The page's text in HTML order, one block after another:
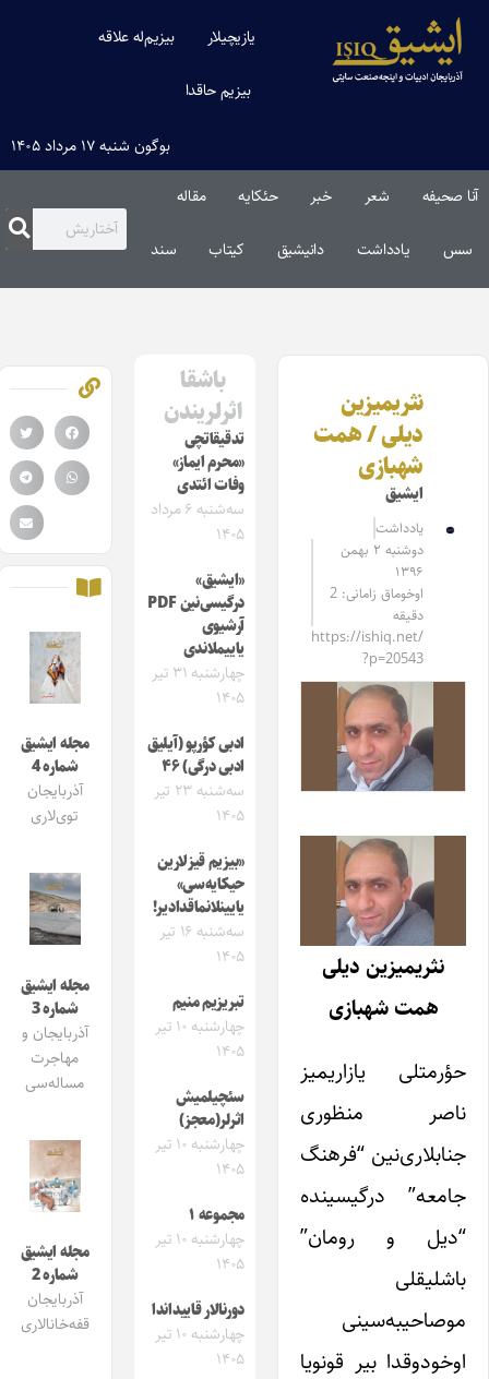
یازیچیلار بیزیم‌له علاقه
بیزیم حاقدا
بوگون شنبه ۱۷ مرداد ۱۴۰۵
آنا صحیفه شعر خبر حئکایه مقاله‌
سس یادداشت دانیشیق کیتاب سند
نثریمیزین
دیلی / همت
شهبازی
ایشیق
یادداشت
دوشنبه ۲ بهمن
۱۳۹۶
اوخوماق زامانی: 2
دقیقه
https://ishiq.net/
?p=20543
نثریمیزین دیلی
همت شهبازی
حؤرمتلی یازاریمیز
ناصر منظوری
جنابلاری‌نین “فرهنگ
جامعه” درگیسینده
“دیل و رومان”
باشلیقلی
موصاحیبه‌سینی
اوخودوقدا بیر قونویا
باشقا
اثرلریندن
تدقیقاتچی
«محرم ایماز»
وفات ائتدی
سه‌شنبه ۶ مرداد
۱۴۰۵
«ایشیق»
درگیسی‌نین PDF
آرشیوی
یاییملاندی
چهارشنبه ۳۱ تیر
۱۴۰۵
ادبی کؤرپو (آیلیق
ادبی درگی) ۴۶
سه‌شنبه ۲۳ تیر
۱۴۰۵
«بیزیم قیزلارین
حیکایه‌سی»
یایینلانماقدادیر!
سه‌شنبه ۱۶ تیر
۱۴۰۵
تبریزیم منیم
چهارشنبه ۱۰ تیر
۱۴۰۵
سئچیلمیش
اثرلر(معجز)
چهارشنبه ۱۰ تیر
۱۴۰۵
مجموعه ۱
چهارشنبه ۱۰ تیر
۱۴۰۵
دورنالار قاییداندا
چهارشنبه ۱۰ تیر
۱۴۰۵
مجله ایشیق
شماره 4
آذربایجان
توی‌لاری
مجله ایشیق
شماره 3
آذربایجان و
مهاجرت
مساله‌سی
مجله ایشیق
شماره 2
آذربایجان
قفه‌خانالاری